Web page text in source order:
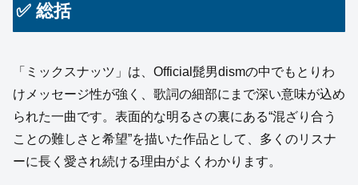
✅ 総括
「ミックスナッツ」は、Official髭男dismの中でもとりわ
けメッセージ性が強く、歌詞の細部にまで深い意味が込め
られた一曲です。表面的な明るさの裏にある“混ざり合う
ことの難しさと希望”を描いた作品として、多くのリスナ
ーに長く愛され続ける理由がよくわかります。